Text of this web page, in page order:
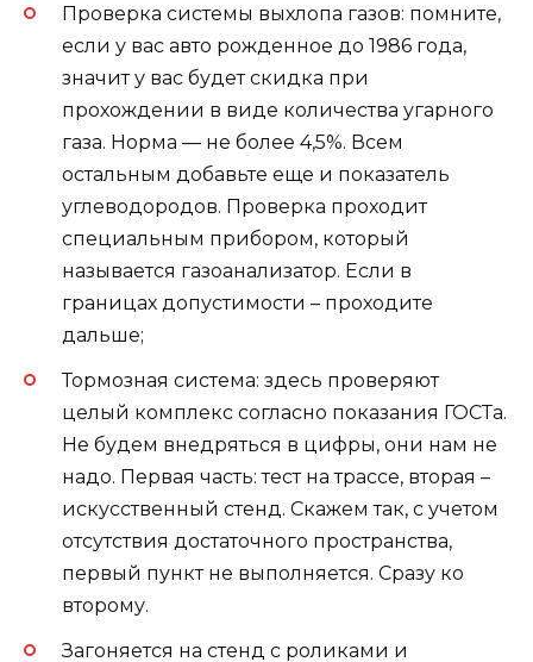
Проверка системы выхлопа газов: помните,
если у вас авто рожденное до 1986 года,
значит у вас будет скидка при
прохождении в виде количества угарного
газа. Норма — не более 4,5%. Всем
остальным добавьте еще и показатель
углеводородов. Проверка проходит
специальным прибором, который
называется газоанализатор. Если в
границах допустимости – проходите
дальше;
Тормозная система: здесь проверяют
целый комплекс согласно показания ГОСТа.
Не будем внедряться в цифры, они нам не
надо. Первая часть: тест на трассе, вторая –
искусственный стенд. Скажем так, с учетом
отсутствия достаточного пространства,
первый пункт не выполняется. Сразу ко
второму.
Загоняется на стенд с роликами и